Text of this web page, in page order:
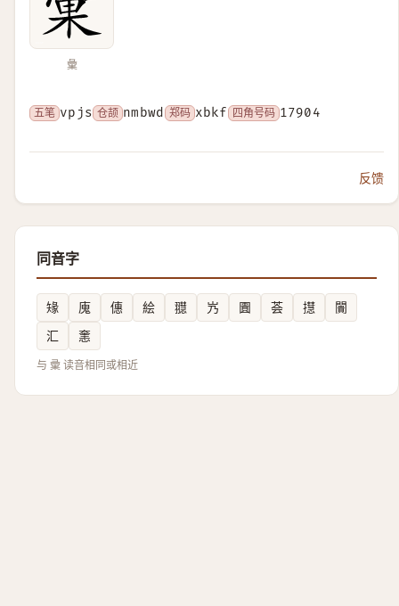
彙
五笔 vpjs 仓颉 nmbwd 郑码 xbkf 四角号码 17904
反馈
同音字
䂕 廆 僡 絵 䎚 㞧 圚 荟 㩨
闠
汇
㥣
与 彚 读音相同或相近